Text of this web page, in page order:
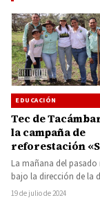
EDUCACIÓN
Tec de
la campaña de
reforestación
Bosques no hay
La mañana del pasado
bajo la dirección de la
general, Liliana Yaret
19 de julio de 2024